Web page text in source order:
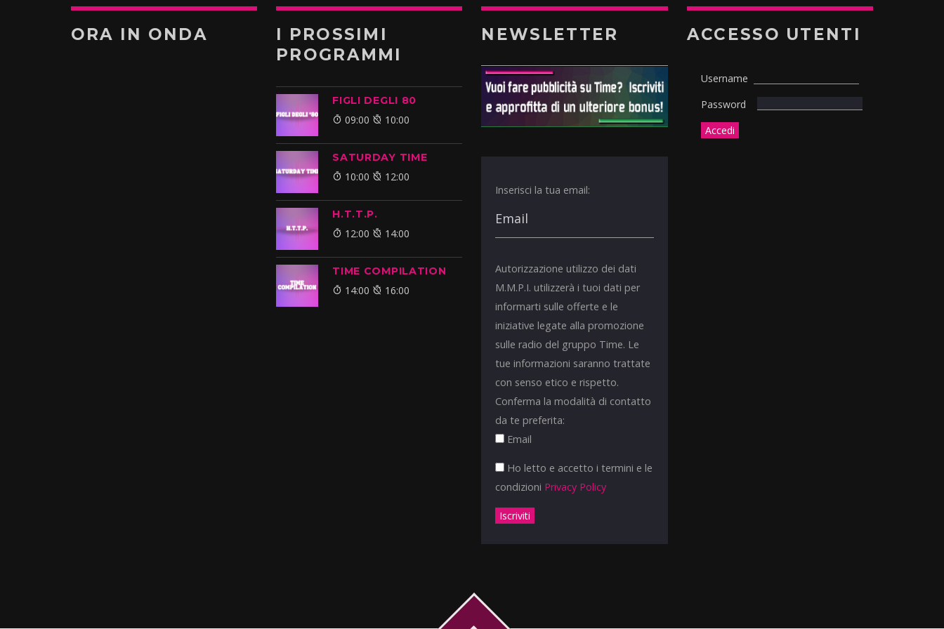
ORA IN ONDA
I PROSSIMI
PROGRAMMI
FIGLI DEGLI 80
09:00 10:00
SATURDAY TIME
10:00 12:00
H.T.T.P.
12:00 14:00
TIME COMPILATION
14:00 16:00
NEWSLETTER
Inserisci la tua email:
Autorizzazione utilizzo dei dati
M.M.P.I. utilizzerà i tuoi dati per
informarti sulle offerte e le
iniziative legate alla promozione
sulle radio del gruppo Time. Le
tue informazioni saranno trattate
con senso etico e rispetto.
Conferma la modalità di contatto
da te preferita:
Email
Ho letto e accetto i termini e le
condizioni Privacy Policy
ACCESSO UTENTI
Username
Password